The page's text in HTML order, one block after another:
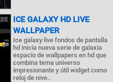
ICE GALAXY HD LIVE
WALLPAPER
Ice galaxy live fondos de pantalla
hd inicia nueva serie de galaxia
espacio de wallpapers en hd que
combina tema universo
impresionante y útil widget como
reloj de nive..